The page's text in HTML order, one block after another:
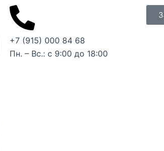
+7 (915) 000 84 68
Пн. – Вс.: с 9:00 до 18:00